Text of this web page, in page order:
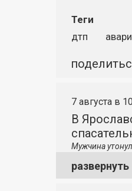
Теги
дтп
7 августа в
В
Мужчина
развернуть